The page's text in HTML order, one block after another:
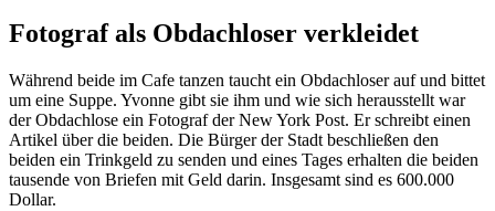
Fotograf als Obdachloser verkleidet
Während beide im Cafe tanzen taucht ein Obdachloser auf und bittet
um eine Suppe. Yvonne gibt sie ihm und wie sich herausstellt war
der Obdachlose ein Fotograf der New York Post. Er schreibt einen
Artikel über die beiden. Die Bürger der Stadt beschließen den
beiden ein Trinkgeld zu senden und eines Tages erhalten die beiden
tausende von Briefen mit Geld darin. Insgesamt sind es 600.000
Dollar.